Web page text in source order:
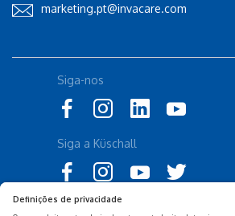
marketing.pt@invacare.com
Siga-nos
Siga a Küschall